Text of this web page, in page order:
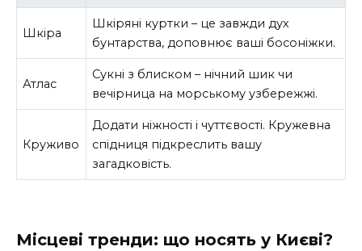
Шкіра
Шкіряні куртки – це завжди дух
бунтарства, доповнює ваші босоніжки.
Атлас
Сукні з блиском – нічний шик чи
вечірница на морському узбережжі.
Круживо
Додати ніжності і чуттєвості. Кружевна
спідниця підкреслить вашу
загадковість.
Місцеві тренди: що носять у Києві?